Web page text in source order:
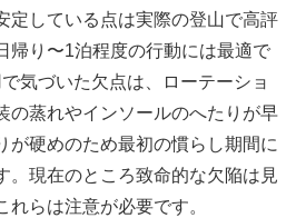
定している点は実際の登山で高評
帰り〜1泊程度の行動には最適で
気づいた欠点は、ローテーショ
の蒸れやインソールのへたりが早
が硬めのため最初の慣らし期間に
。現在のところ致命的な欠陥は見
らは注意が必要です。